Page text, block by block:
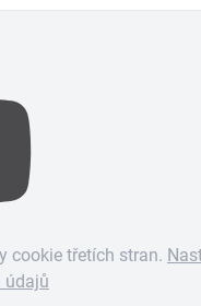
cookie třetích stran.
údajů